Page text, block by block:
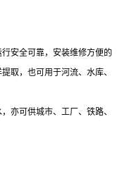
安全可靠，安装维修方便的
取，也可用于河流、水库、
亦可供城市、工厂、铁路、